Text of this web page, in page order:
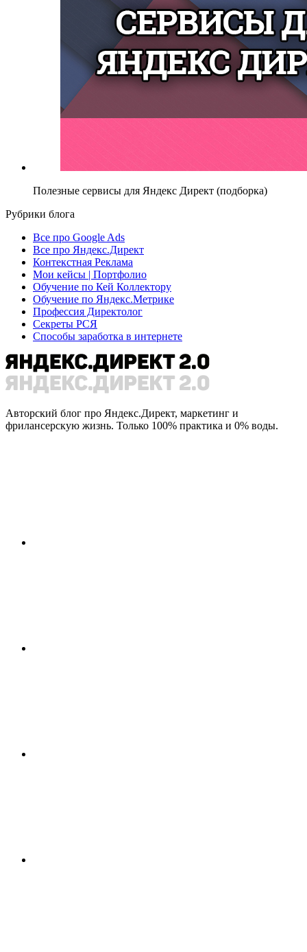
Полезные сервисы для Яндекс Директ (подборка)
Рубрики блога
Все про Google Ads
Все про Яндекс.Директ
Контекстная Реклама
Мои кейсы | Портфолио
Обучение по Кей Коллектору
Обучение по Яндекс.Метрике
Профессия Директолог
Секреты РСЯ
Способы заработка в интернете
Авторский блог про Яндекс.Директ, маркетинг и
фрилансерскую жизнь. Только 100% практика и 0% воды.